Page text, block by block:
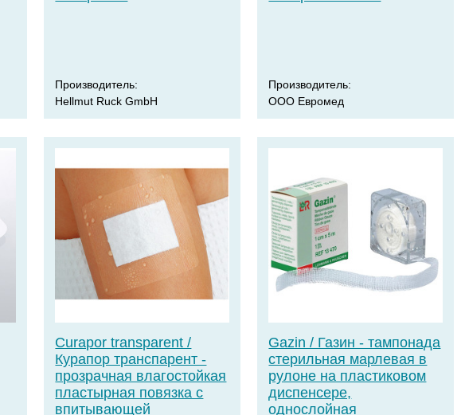
Производитель:
Hellmut Ruck GmbH
Производитель:
ООО Евромед
Curapor transparent /
Курапор транспарент -
прозрачная влагостойкая
пластырная повязка с
впитывающей
Gazin / Газин - тампонада
стерильная марлевая в
рулоне на пластиковом
диспенсере,
однослойная